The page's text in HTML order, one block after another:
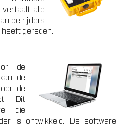
vertaalt alle
de rijders
gereden.
de
de
de
Dit
die
is ontwikkeld. De software